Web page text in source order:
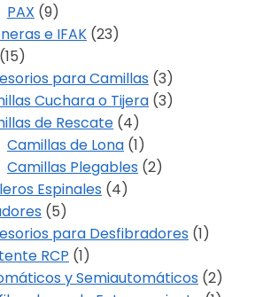
PAX (9)
e IFAK (23)
(15)
para Camillas (3)
Cuchara o Tijera (3)
de Rescate (4)
Camillas de Lona (1)
Camillas Plegables (2)
Espinales (4)
(5)
para Desfibradores (1)
RCP (1)
y Semiautomáticos (2)